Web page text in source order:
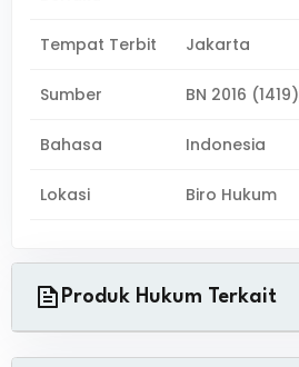
Tempat Terbit Jakarta
Sumber BN 2016
Bahasa Indonesia
Lokasi Biro Hukum
Produk Hukum Terkait